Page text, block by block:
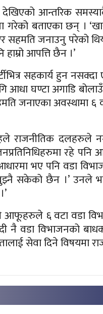
देखिएको आन्तरिक
गरेको बताएका छन् ।
सहमति जनाउनु परेको
आपत्ति छैन ।’
सहकार्य हुन
आधा घण्टा अगाडि
जनाएका अवस्थामा ६
राजनीतिक दलहरुले
रहे
भए पनि वडा
सकेको छैन ।’ उनले
आफूहरुले ६ वटा वडा
नै वडा विभाजनको
सेवा दिने विषयमा